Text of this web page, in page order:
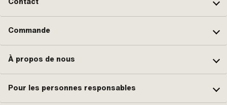
Commande
À propos de nous
Pour les personnes responsables